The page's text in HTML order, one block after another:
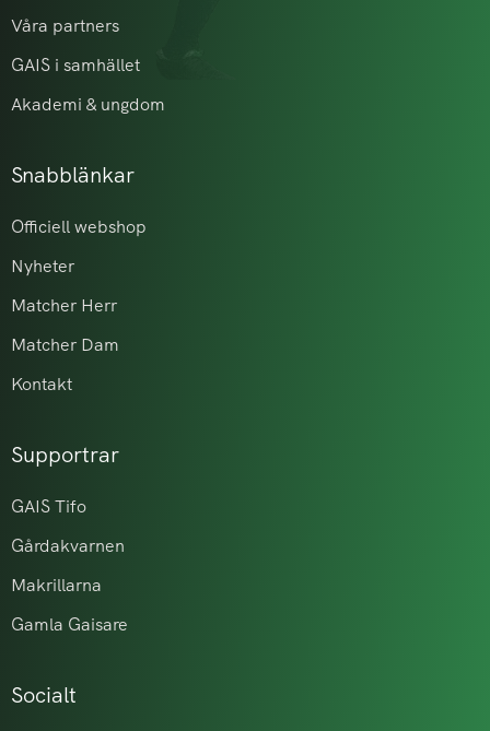
Våra partners
GAIS i samhället
Akademi & ungdom
Snabblänkar
Officiell webshop
Nyheter
Matcher Herr
Matcher Dam
Kontakt
Supportrar
GAIS Tifo
Gårdakvarnen
Makrillarna
Gamla Gaisare
Socialt